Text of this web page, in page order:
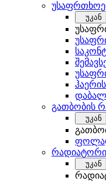
უკან
გათბობის
უკან
უკან